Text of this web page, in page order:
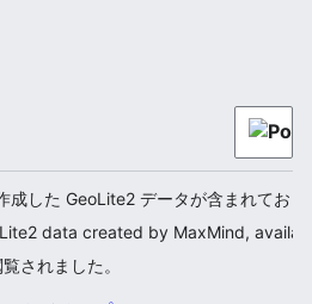
成した GeoLite2 データが含まれてお
data created by MaxMind,
されました。